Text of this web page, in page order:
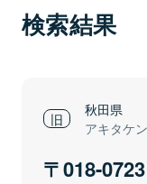
検索結果
秋田県
アキタケン
018-0723